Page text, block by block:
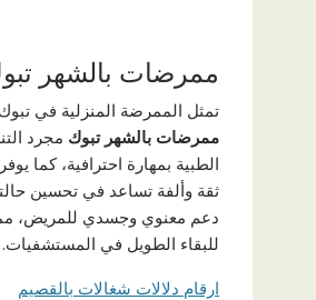
ممرضات بالشهر
تمثل الممرضة المنزلية في
ممرضات بالشهر تبوك مجرد
الطبية بمهارة احترافية، كما
ثقة وألفة تساعد في تحسين
دعم معنوي وجسدي للمريض،
للبقاء الطويل في المستشفيات.
ارقام دلالات شغالات بالقصيم